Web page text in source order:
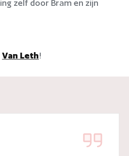
zelf door Bram en zijn
Van Leth!